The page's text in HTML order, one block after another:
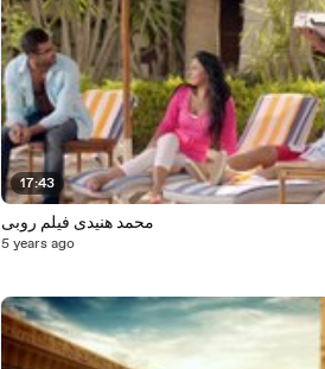
17:43
محمد هنيدى فيلم روبى
5 years ago